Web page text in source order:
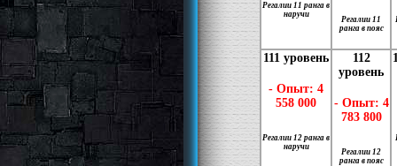
Регалии 11 ранга в
наручи
Регалии 11
ранга в пояс
111 уровень
- Опыт: 4
558 000
Регалии 12 ранга в
наручи
112
уровень
- Опыт: 4
783 800
Регалии 12
ранга в пояс